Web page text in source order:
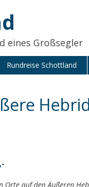
eines Großsegler
Rundreise Schottland
Orte auf den Äußeren